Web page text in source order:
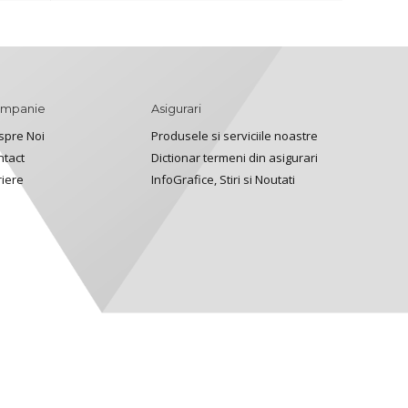
Noi
Asigurari
Produsele si serviciile noastre
Dictionar termeni din asigurari
InfoGrafice, Stiri si Noutati